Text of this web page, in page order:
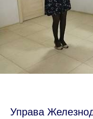
Управа